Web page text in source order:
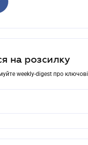
на розсилку
weekly-digest про ключові